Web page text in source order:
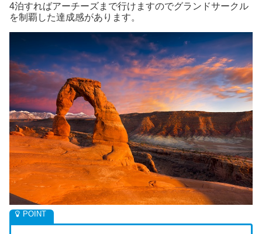
4泊すればアーチーズまで行けますのでグランドサークル
を制覇した達成感があります。